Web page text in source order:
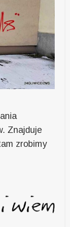
Znajduje
zrobimy